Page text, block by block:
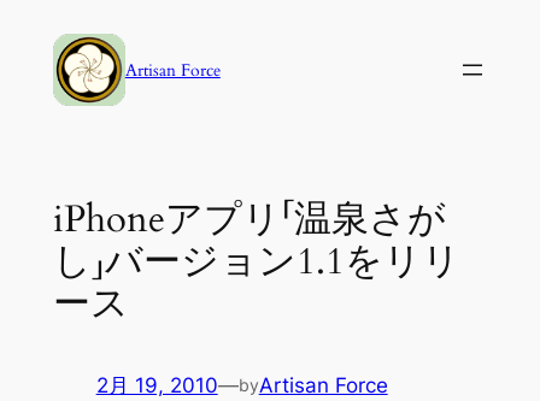
Artisan Force
iPhoneアプリ「温泉さが
し」バージョン1.1をリリ
ース
2月 19, 2010—byArtisan Force